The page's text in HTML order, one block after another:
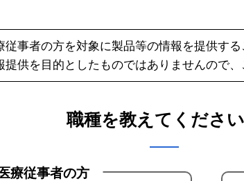
事者の方を対象に製品等の情報を提供する
供を目的としたものではありませんので、
職種を教えてください
医療従事者の方